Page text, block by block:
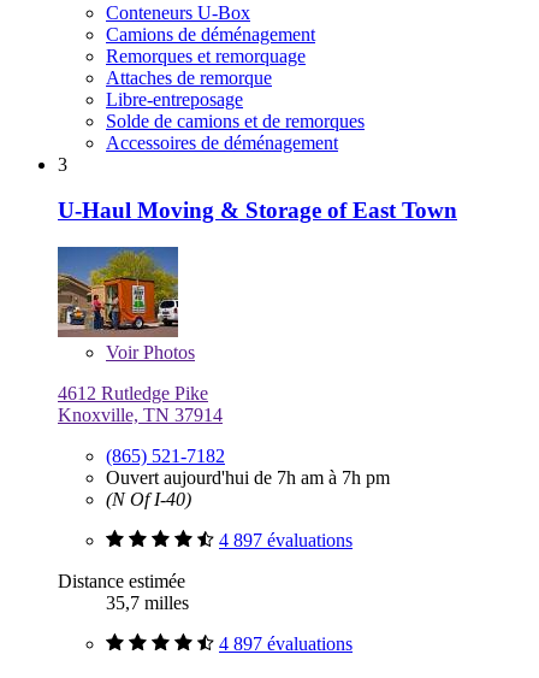
Conteneurs U-Box
Camions de déménagement
Remorques et remorquage
Attaches de remorque
Libre-entreposage
Solde de camions et de remorques
Accessoires de déménagement
3
U-Haul Moving & Storage of East Town
VoirPhotos
4612 Rutledge Pike
Knoxville, TN 37914
(865) 521-7182
Ouvert aujourd'hui de 7h am à 7h pm
(N Of I-40)
4 897 évaluations
Distance estimée
35,7 milles
4 897 évaluations